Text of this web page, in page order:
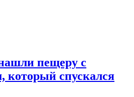
пещеру с
спускался